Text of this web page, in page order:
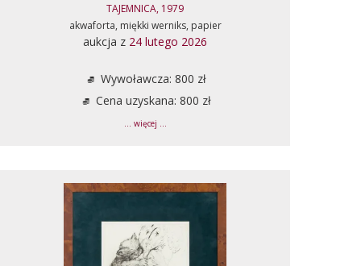
TAJEMNICA, 1979
akwaforta, miękki werniks, papier
aukcja z 24 lutego 2026
Wywoławcza: 800 zł
Cena uzyskana: 800 zł
... więcej ...